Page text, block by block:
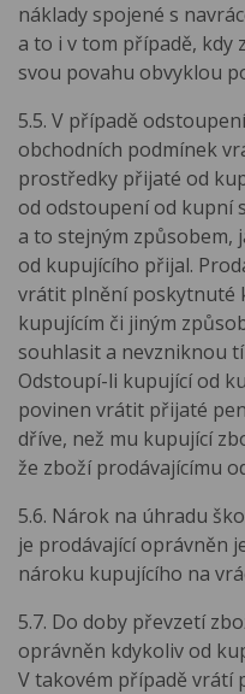
náklady spojené s
a to i v tom případě, kdy
svou povahu obvyklou
5.5. V případě
obchodních podmínek
prostředky přijaté od
od odstoupení od kupní
a to stejným způsobem,
od kupujícího přijal.
vrátit plnění poskytnuté
kupujícím či jiným
souhlasit a nevzniknou
Odstoupí-li kupující od
povinen vrátit přijaté
dříve, než mu kupující
že zboží prodávajícímu
5.6. Nárok na úhradu
je prodávající oprávněn
nároku kupujícího na
5.7. Do doby převzetí
oprávněn kdykoliv od
V takovém případě vrátí